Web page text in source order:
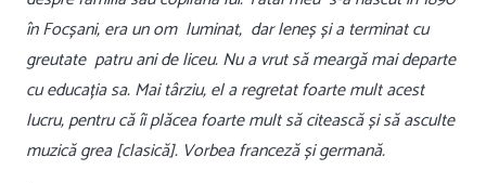
în Focșani, era un om luminat, dar leneș și a terminat cu
greutate patru ani de liceu. Nu a vrut să meargă mai departe
cu educația sa. Mai târziu, el a regretat foarte mult acest
lucru, pentru că îi plăcea foarte mult să citească și să asculte
muzică grea [clasică]. Vorbea franceză și germană.